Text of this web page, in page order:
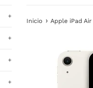
+
+
+
+
Inicio › Apple iPad